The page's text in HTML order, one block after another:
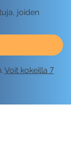
joiden
Voit kokeilla 7